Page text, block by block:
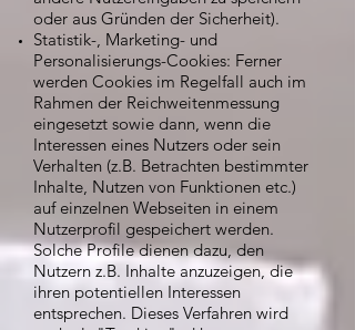
oder aus Gründen der Sicherheit).
Statistik-, Marketing- und
Personalisierungs-Cookies: Ferner
werden Cookies im Regelfall auch im
Rahmen der Reichweitenmessung
eingesetzt sowie dann, wenn die
Interessen eines Nutzers oder sein
Verhalten (z.B. Betrachten bestimmter
Inhalte, Nutzen von Funktionen etc.)
auf einzelnen Webseiten in einem
Nutzerprofil gespeichert werden.
Solche Profile dienen dazu, den
Nutzern z.B. Inhalte anzuzeigen, die
ihren potentiellen Interessen
entsprechen. Dieses Verfahren wird